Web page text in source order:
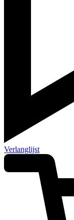
Verlanglijst